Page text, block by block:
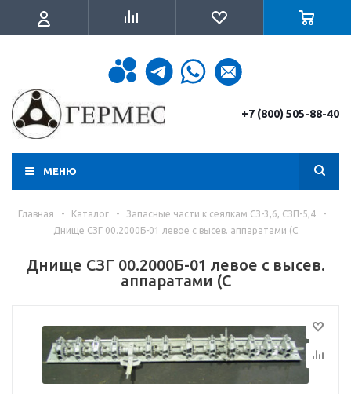
+7 (800) 505-88-40
МЕНЮ
Главная - Каталог - Запасные части к сеялкам СЗ-3,6, СЗП-5,4
-
Днище СЗГ 00.2000Б-01 левое с высев. аппаратами (С
Днище СЗГ 00.2000Б-01 левое с высев.
аппаратами (С